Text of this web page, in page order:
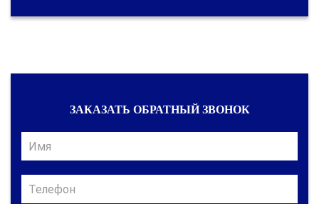
ЗАКАЗАТЬ ОБРАТНЫЙ ЗВОНОК